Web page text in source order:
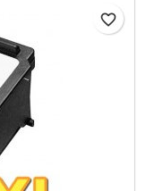
favorite_border